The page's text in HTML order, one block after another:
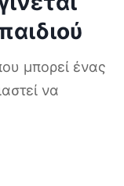
μπορεί ένας
να